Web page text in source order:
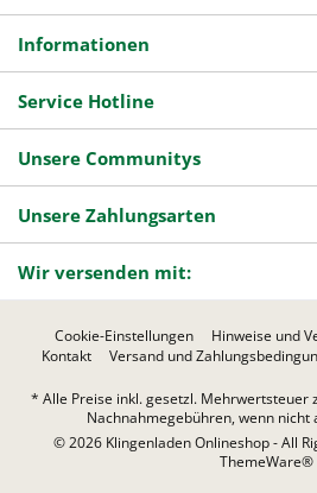
Informationen
Service Hotline
Unsere Communitys
Unsere Zahlungsarten
Wir versenden mit:
Cookie-Einstellungen Hinweise und
Kontakt
Versand und
* Alle Preise inkl. gesetzl. Mehrwertsteuer
Nachnahmegebühren, wenn nicht
© 2026 Klingenladen Onlineshop - All
ThemeWare®